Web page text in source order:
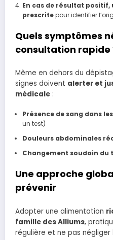
En cas de résultat positif,
prescritepour identifier
Quels symptômes
consultation rapide
Même en dehors du
signes doivent alerter et
médicale :
Présence de sang dans
un test)
Douleurs abdominales
Changement soudain
Une approche
prévenir
Adopter une alimentation
famille des Alliums,
régulière et ne pas